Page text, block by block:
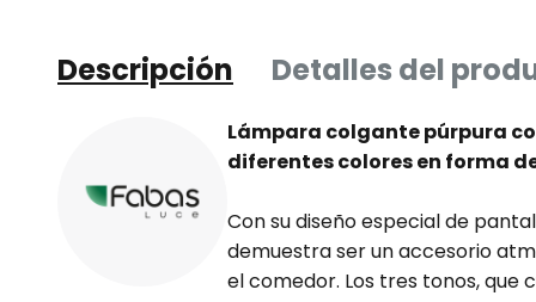
Descripción Detalles del
Lámpara colgante púrpura
diferentes colores en forma
Con su diseño especial de
demuestra ser un accesorio
el comedor. Los tres tonos, que